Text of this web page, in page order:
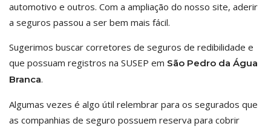
automotivo e outros. Com a ampliação do nosso site, aderir
a seguros passou a ser bem mais fácil.
Sugerimos buscar corretores de seguros de redibilidade e
que possuam registros na SUSEP em São Pedro da Água
Branca.
Algumas vezes é algo útil relembrar para os segurados que
as companhias de seguro possuem reserva para cobrir